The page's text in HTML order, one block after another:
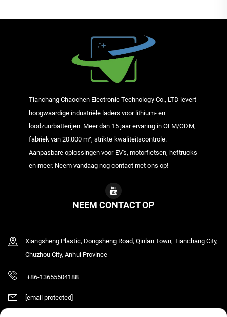
Tianchang Chaochen Electronic Technology Co., LTD levert
hoogwaardige industriële laders voor lithium- en
loodzuurbatterijen. Meer dan 15 jaar ervaring in OEM/ODM,
fabriek van 20.000 m², strikte kwaliteitscontrole.
Aanpasbare oplossingen voor EV's, motorfietsen, heftrucks
en meer. Neem vandaag nog contact met ons op!
NEEM CONTACT OP
Xiangsheng Plastic, Dongsheng Road, Qinlan Town, Tianchang City,
Chuzhou City, Anhui Province
+86-13655504188
[email protected]